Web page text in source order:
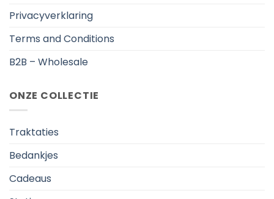
Privacyverklaring
Terms and Conditions
B2B – Wholesale
ONZE COLLECTIE
Traktaties
Bedankjes
Cadeaus